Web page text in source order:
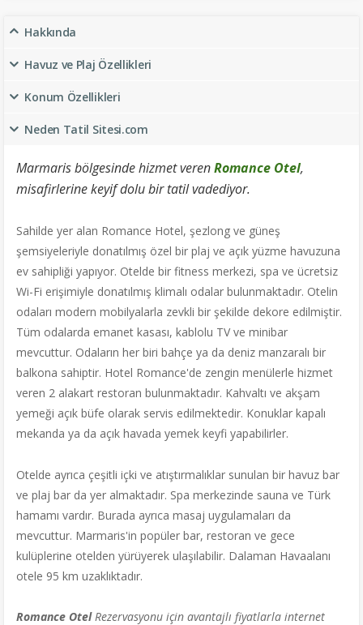
Hakkında
Havuz ve Plaj Özellikleri
Konum Özellikleri
Neden Tatil Sitesi.com
Marmaris bölgesinde hizmet verenRomance Otel,
misafirlerine keyif dolu bir tatil vadediyor.
Sahilde yer alan Romance Hotel, şezlong ve güneş
şemsiyeleriyle donatılmış özel bir plaj ve açık yüzme havuzuna
ev sahipliği yapıyor. Otelde bir fitness merkezi, spa ve ücretsiz
Wi-Fi erişimiyle donatılmış klimalı odalar bulunmaktadır. Otelin
odaları modern mobilyalarla zevkli bir şekilde dekore edilmiştir.
Tüm odalarda emanet kasası, kablolu TV ve minibar
mevcuttur. Odaların her biri bahçe ya da deniz manzaralı bir
balkona sahiptir. Hotel Romance'de zengin menülerle hizmet
veren 2 alakart restoran bulunmaktadır. Kahvaltı ve akşam
yemeği açık büfe olarak servis edilmektedir. Konuklar kapalı
mekanda ya da açık havada yemek keyfi yapabilirler.
Otelde ayrıca çeşitli içki ve atıştırmalıklar sunulan bir havuz bar
ve plaj bar da yer almaktadır. Spa merkezinde sauna ve Türk
hamamı vardır. Burada ayrıca masaj uygulamaları da
mevcuttur. Marmaris'in popüler bar, restoran ve gece
kulüplerine otelden yürüyerek ulaşılabilir. Dalaman Havaalanı
otele 95 km uzaklıktadır.
Romance OtelRezervasyonu için avantajlı fiyatlarla internet